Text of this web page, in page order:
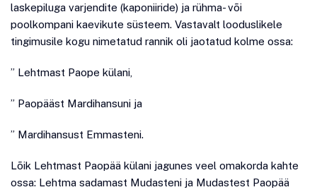
laskepiluga varjendite (kaponiiride) ja rühma- või
poolkompani kaevikute süsteem. Vastavalt looduslikele
tingimusile kogu nimetatud rannik oli jaotatud kolme ossa:
” Lehtmast Paope külani,
” Paopääst Mardihansuni ja
” Mardihansust Emmasteni.
Lõik Lehtmast Paopää külani jagunes veel omakorda kahte
ossa: Lehtma sadamast Mudasteni ja Mudastest Paopää